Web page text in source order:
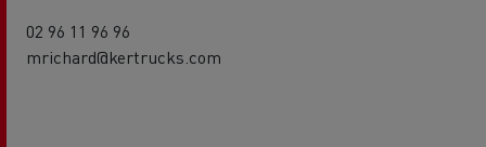
02 96 11 96 96
mrichard@kertrucks.com